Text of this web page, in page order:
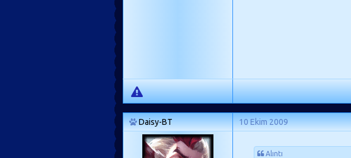
Daisy-BT 10 Ekim 2009
Alıntı